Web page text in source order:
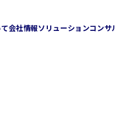
会社情報ソリューションコンサ